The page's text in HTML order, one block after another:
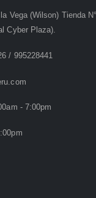
Vega (Wilson) Tienda
Cyber Plaza).
/ 995228441
- 7:00pm